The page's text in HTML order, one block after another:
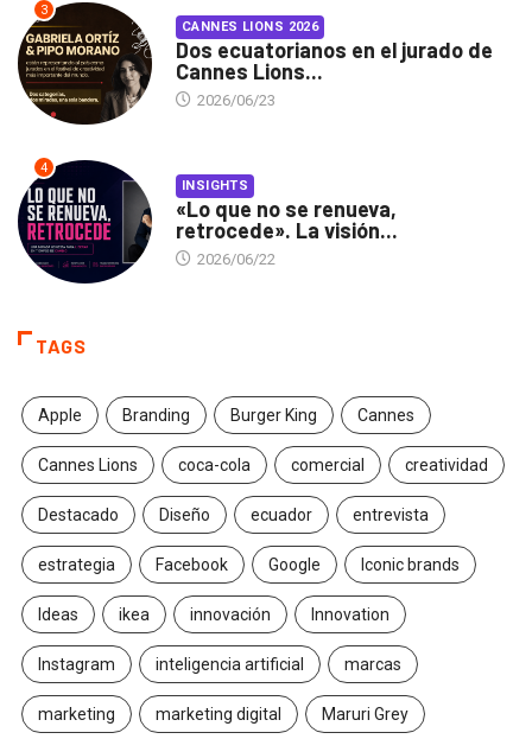
3
CANNES LIONS 2026
Dos ecuatorianos en el jurado de
Cannes Lions...
2026/06/23
4
INSIGHTS
«Lo que no se renueva,
retrocede». La visión...
2026/06/22
TAGS
Apple Branding Burger King Cannes
Cannes Lions coca-cola comercial creatividad
Destacado Diseño ecuador entrevista
estrategia Facebook Google Iconic brands
Ideas ikea innovación Innovation
Instagram inteligencia artificial marcas
marketing marketing digital Maruri Grey